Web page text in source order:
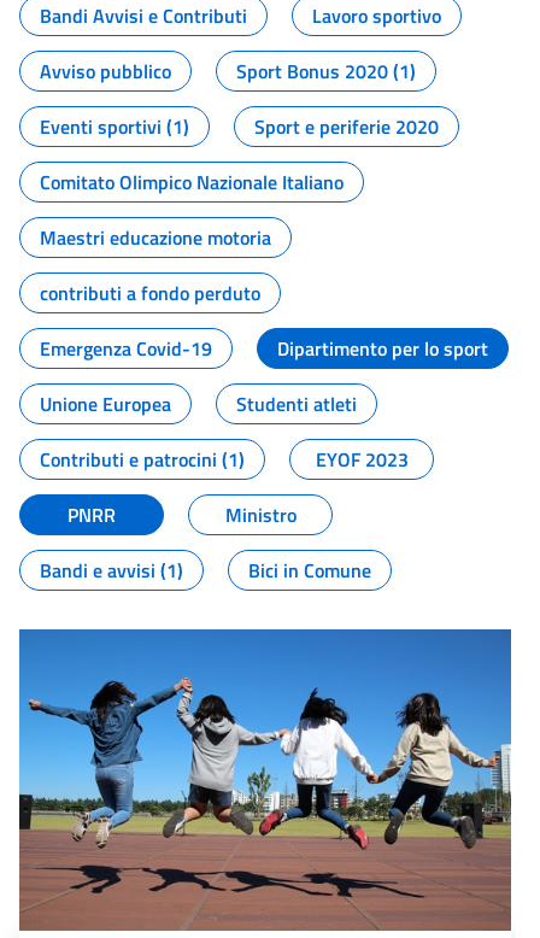
Bandi Avvisi e Contributi
Lavoro sportivo
Avviso pubblico
Sport Bonus 2020 (1)
Eventi sportivi (1)
Sport e periferie 2020
Comitato Olimpico Nazionale Italiano
Maestri educazione motoria
contributi a fondo perduto
Emergenza Covid-19
Dipartimento per lo sport
Unione Europea
Studenti atleti
Contributi e patrocini (1)
EYOF 2023
PNRR
Ministro
Bandi e avvisi (1)
Bici in Comune